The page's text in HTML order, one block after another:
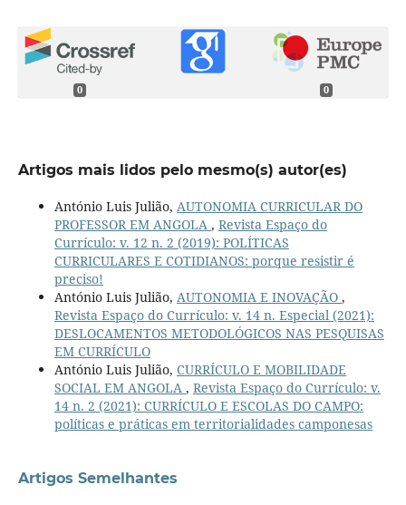
0 0
Artigos mais lidos pelo mesmo(s) autor(es)
António Luis Julião, AUTONOMIA CURRICULAR DO
PROFESSOR EM ANGOLA , Revista Espaço do
Currículo: v. 12 n. 2 (2019): POLÍTICAS
CURRICULARES E COTIDIANOS: porque resistir é
preciso!
António Luis Julião, AUTONOMIA E INOVAÇÃO ,
Revista Espaço do Currículo: v. 14 n. Especial (2021):
DESLOCAMENTOS METODOLÓGICOS NAS PESQUISAS
EM CURRÍCULO
António Luis Julião, CURRÍCULO E MOBILIDADE
SOCIAL EM ANGOLA , Revista Espaço do Currículo: v.
14 n. 2 (2021): CURRÍCULO E ESCOLAS DO CAMPO:
políticas e práticas em territorialidades camponesas
Artigos Semelhantes